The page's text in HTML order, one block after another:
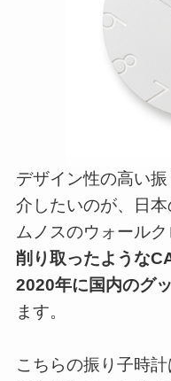
デザイン性の高い
介したいのが、日
ムノスのウォールク
削り取ったような
2020年に国内のグ
ます。
こちらの振り子時